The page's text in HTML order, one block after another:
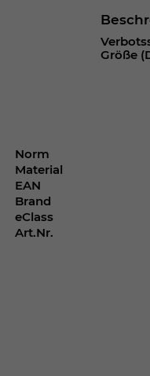
Größe
Norm
Material
EAN
Brand
eClass
Art.Nr.
für diese Website